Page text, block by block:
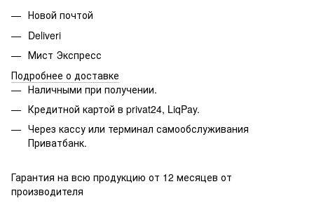
Новой почтой
Deliveri
Мист Экспресс
Подробнее о доставке
Наличными при получении.
Кредитной картой в privat24, LiqPay.
Через кассу или терминал самообслуживания
Приватбанк.
Гарантия на всю продукцию от 12 месяцев от
производителя